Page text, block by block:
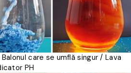
care se umflă singur / Lava
PH